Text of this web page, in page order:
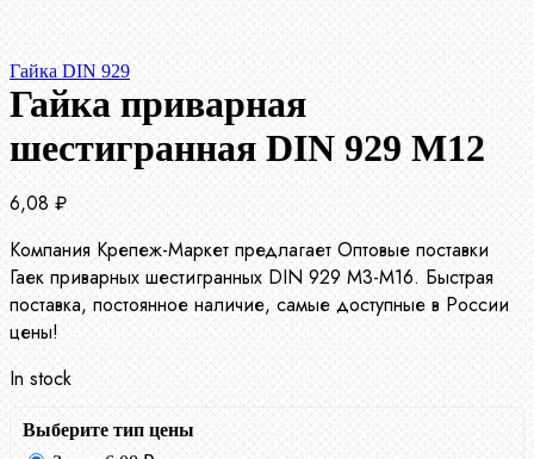
Гайка DIN 929
Гайка приварная
шестигранная DIN 929 М12
6,08 ₽
Компания Крепеж-Маркет предлагает Оптовые поставки
Гаек приварных шестигранных DIN 929 М3-М16. Быстрая
поставка, постоянное наличие, самые доступные в России
цены!
In stock
Выберите тип цены